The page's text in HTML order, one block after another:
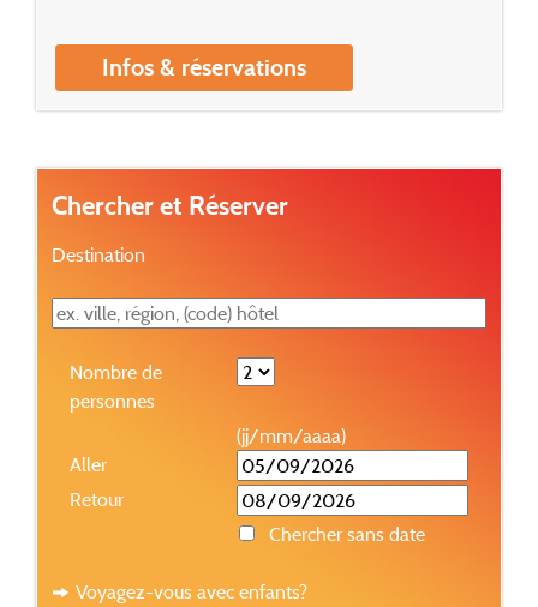
Infos & réservations
Chercher et Réserver
Destination
Nombre de
personnes
(jj/mm/aaaa)
Aller
Retour
Chercher sans date
Voyagez-vous avec enfants?